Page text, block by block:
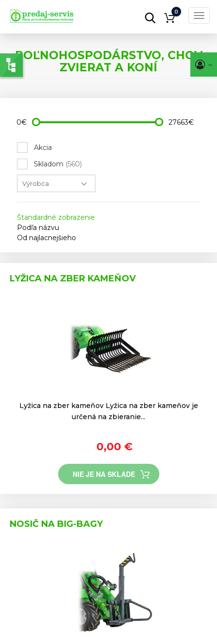
Skočiť
hlavný
obsah
0
POĽNOHOSPODÁRSTVO, CHOV
ZVIERAT A KONÍ
0€ 27663€
Akcia
Skladom (560)
Štandardné zobrazenie
Podľa názvu
Od najlacnejšieho
LYŽICA NA ZBER KAMEŇOV
Lyžica na zber kameňov Lyžica na zber kameňov je
určená na zbieranie...
0,00 €
NIE JE NA SKLADE
NOSIČ NA BIG-BAGY